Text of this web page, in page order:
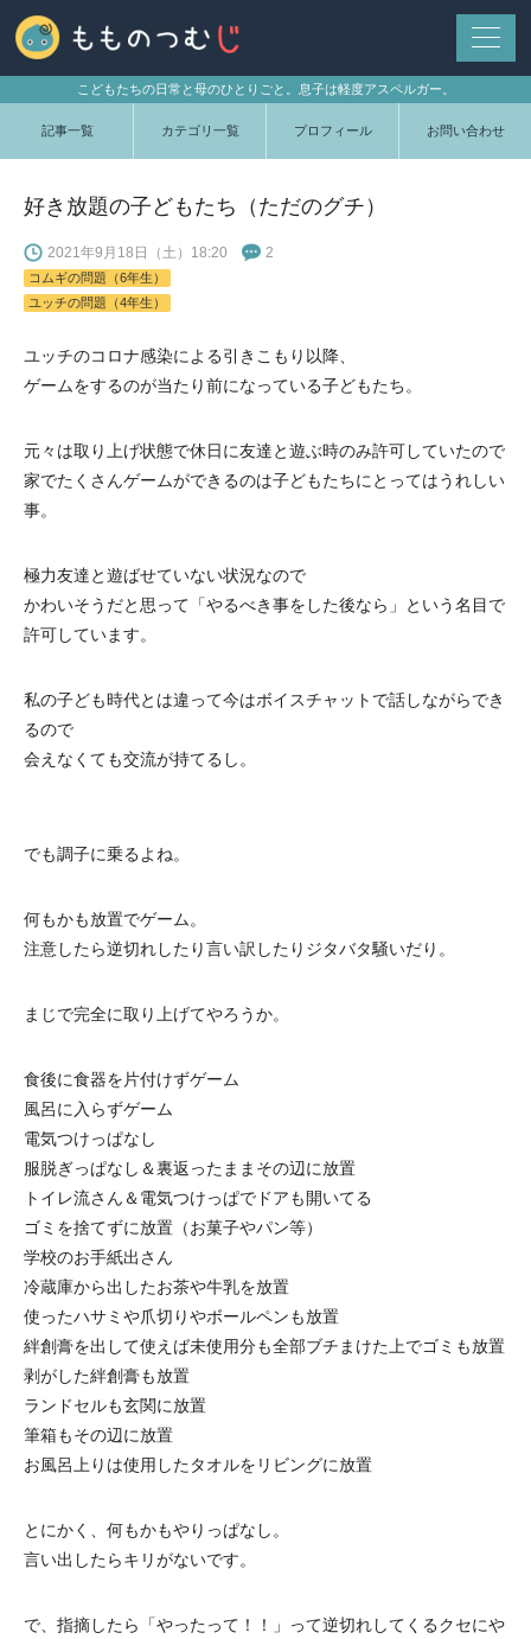
こどもたちの日常と母のひとりごと。息子は軽度アスペルガー。
記事一覧 カテゴリ一覧 プロフィール お問い合わせ
好き放題の子どもたち（ただのグチ）
2021年9月18日（土）18:20 2
コムギの問題（6年生）
ユッチの問題（4年生）
ユッチのコロナ感染による引きこもり以降、
ゲームをするのが当たり前になっている子どもたち。
元々は取り上げ状態で休日に友達と遊ぶ時のみ許可していたので
家でたくさんゲームができるのは子どもたちにとってはうれしい
事。
極力友達と遊ばせていない状況なので
かわいそうだと思って「やるべき事をした後なら」という名目で
許可しています。
私の子ども時代とは違って今はボイスチャットで話しながらでき
るので
会えなくても交流が持てるし。
でも調子に乗るよね。
何もかも放置でゲーム。
注意したら逆切れしたり言い訳したりジタバタ騒いだり。
まじで完全に取り上げてやろうか。
食後に食器を片付けずゲーム
風呂に入らずゲーム
電気つけっぱなし
服脱ぎっぱなし＆裏返ったままその辺に放置
トイレ流さん＆電気つけっぱでドアも開いてる
ゴミを捨てずに放置（お菓子やパン等）
学校のお手紙出さん
冷蔵庫から出したお茶や牛乳を放置
使ったハサミや爪切りやボールペンも放置
絆創膏を出して使えば未使用分も全部ブチまけた上でゴミも放置
剥がした絆創膏も放置
ランドセルも玄関に放置
筆箱もその辺に放置
お風呂上りは使用したタオルをリビングに放置
とにかく、何もかもやりっぱなし。
言い出したらキリがないです。
で、指摘したら「やったって！！」って逆切れしてくるクセにや